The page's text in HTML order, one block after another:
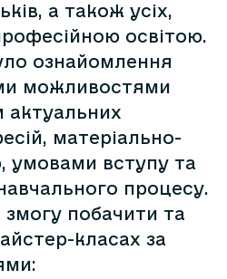
а також усіх,
освітою.
ознайомлення
можливостями
актуальних
матеріально-
умовами вступу та
процесу.
змогу побачити та
класах за